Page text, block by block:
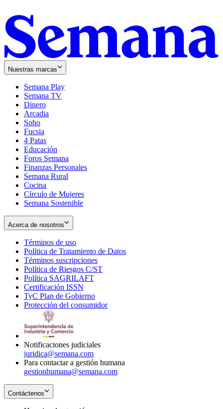
Nuestras marcas
Semana Play
Semana TV
Dinero
Arcadia
Soho
in
new
window
Fucsia
in
new
window
4 Patas
Educación
Foros Semana
Finanzas Personales
Semana Rural
Cocina
Círculo de Mujeres
Semana Sostenible
Acerca de nosotros
Términos de uso
in
new
window
Política de Tratamiento de Datos
Términos suscripciones
in
Política de Riesgos C/ST
Política SAGRILAFT
new
window
Certificación ISSN
in
new
TyC Plan de Gobierno
in
Protección del consumidorOpens
Notificaciones judiciales
juridica@semana.com
Para contactar a gestión humana
gestionhumana@semana.com
Contáctenos